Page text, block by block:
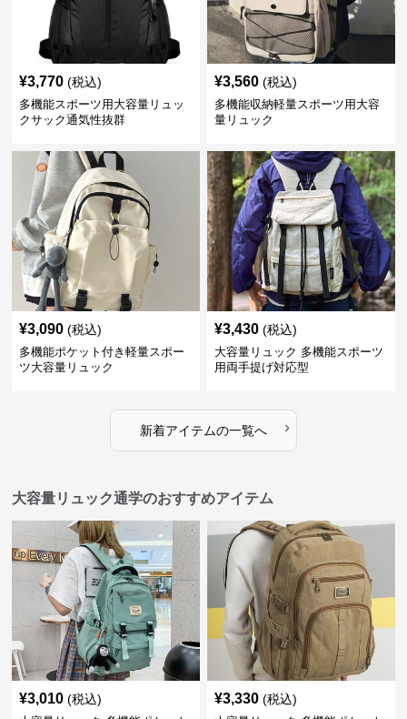
¥3,770 (税込)
多機能スポーツ用大容量リュッ
クサック通気性抜群
¥3,560 (税込)
多機能収納軽量スポーツ用大容
量リュック
¥3,090 (税込)
多機能ポケット付き軽量スポー
ツ大容量リュック
¥3,430 (税込)
大容量リュック 多機能スポーツ
用両手提げ対応型
新着アイテムの一覧へ ›
大容量リュック通学のおすすめアイテム
¥3,010 (税込) ¥3,330 (税込)